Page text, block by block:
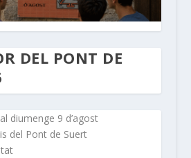
DEL PONT DE
diumenge 9 d’agost
del Pont de Suert